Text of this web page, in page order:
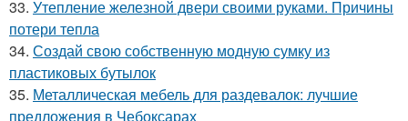
33. Утепление железной двери своими руками. Причины
потери тепла
34. Создай свою собственную модную сумку из
пластиковых бутылок
35. Металлическая мебель для раздевалок: лучшие
предложения в Чебоксарах